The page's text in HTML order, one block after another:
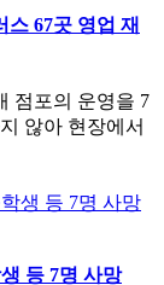
67곳 영업 재
점포의 운영을 7
않아 현장에서
등 7명 사망